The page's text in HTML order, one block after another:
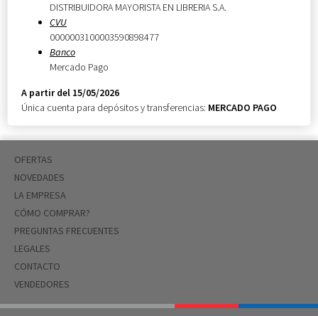
DISTRIBUIDORA MAYORISTA EN LIBRERIA S.A.
CVU
0000003100003590898477
Banco
Mercado Pago
A partir del 15/05/2026
Única cuenta para depósitos y transferencias: MERCADO PAGO
OFERTAS
NOVEDADES
LA EMPRESA
CÓMO COMPRAR?
PREGUNTAS FRECUENTES
LEGALES
CONTACTO
VENDEDORES